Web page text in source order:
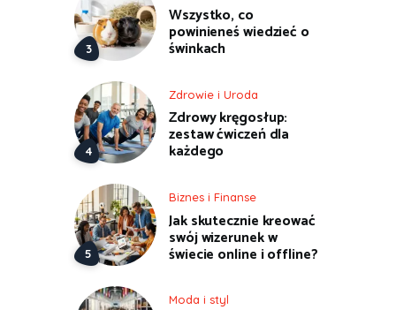
Wszystko, co
powinieneś wiedzieć o
świnkach
Zdrowie i Uroda
Zdrowy kręgosłup:
zestaw ćwiczeń dla
każdego
Biznes i Finanse
Jak skutecznie kreować
swój wizerunek w
świecie online i offline?
Moda i styl